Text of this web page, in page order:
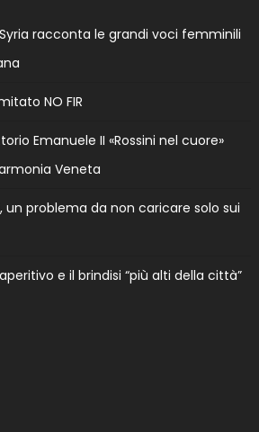
racconta le grandi voci femminili
NO FIR
Emanuele II «Rossini nel cuore»
Veneta
un problema da non caricare solo sui
e il brindisi “più alti della città”